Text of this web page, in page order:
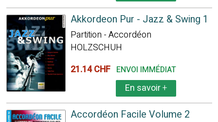
Akkordeon Pur - Jazz & Swing 1
Partition - Accordéon
HOLZSCHUH
21.14 CHF ENVOI IMMÉDIAT
En savoir+
Accordéon Facile Volume 2